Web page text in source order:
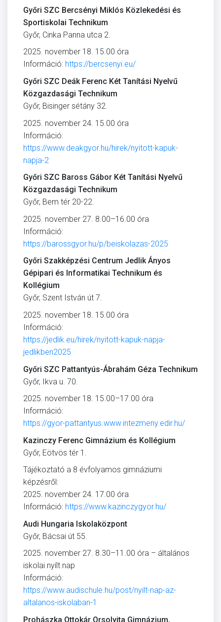
Győri SZC Bercsényi Miklós Közlekedési és
Sportiskolai Technikum
Győr, Cinka Panna utca 2.
2025. november 18. 15.00 óra
Információ: https://bercsenyi.eu/
Győri SZC Deák Ferenc Két Tanítási Nyelvű
Közgazdasági Technikum
Győr, Bisinger sétány 32.
2025. november 24. 15.00 óra
Információ:
https://www.deakgyor.hu/hirek/nyitott-kapuk-
napja-2
Győri SZC Baross Gábor Két Tanítási Nyelvű
Közgazdasági Technikum
Győr, Bem tér 20-22.
2025. november 27. 8.00–16.00 óra
Információ:
https://barossgyor.hu/p/beiskolazas-2025
Győri Szakképzési Centrum Jedlik Ányos
Gépipari és Informatikai Technikum és
Kollégium
Győr, Szent István út 7.
2025. november 18. 15.00 óra
Információ:
https://jedlik.eu/hirek/nyitott-kapuk-napja-
jedlikben2025
Győri SZC Pattantyús-Ábrahám Géza Technikum
Győr, Ikva u. 70.
2025. november 18. 15.00–17.00 óra
Információ:
https://gyor-pattantyus.www.intezmeny.edir.hu/
Kazinczy Ferenc Gimnázium és Kollégium
Győr, Eötvös tér 1.
Tájékoztató a 8 évfolyamos gimnáziumi
képzésről:
2025. november 24. 17.00 óra
Információ: https://www.kazinczygyor.hu/
Audi Hungaria Iskolaközpont
Győr, Bácsai út 55.
2025. november 27. 8.30–11.00 óra – általános
iskolai nyílt nap
Információ:
https://www.audischule.hu/post/nyilt-nap-az-
altalanos-iskolaban-1
Prohászka Ottokár Orsolyita Gimnázium,